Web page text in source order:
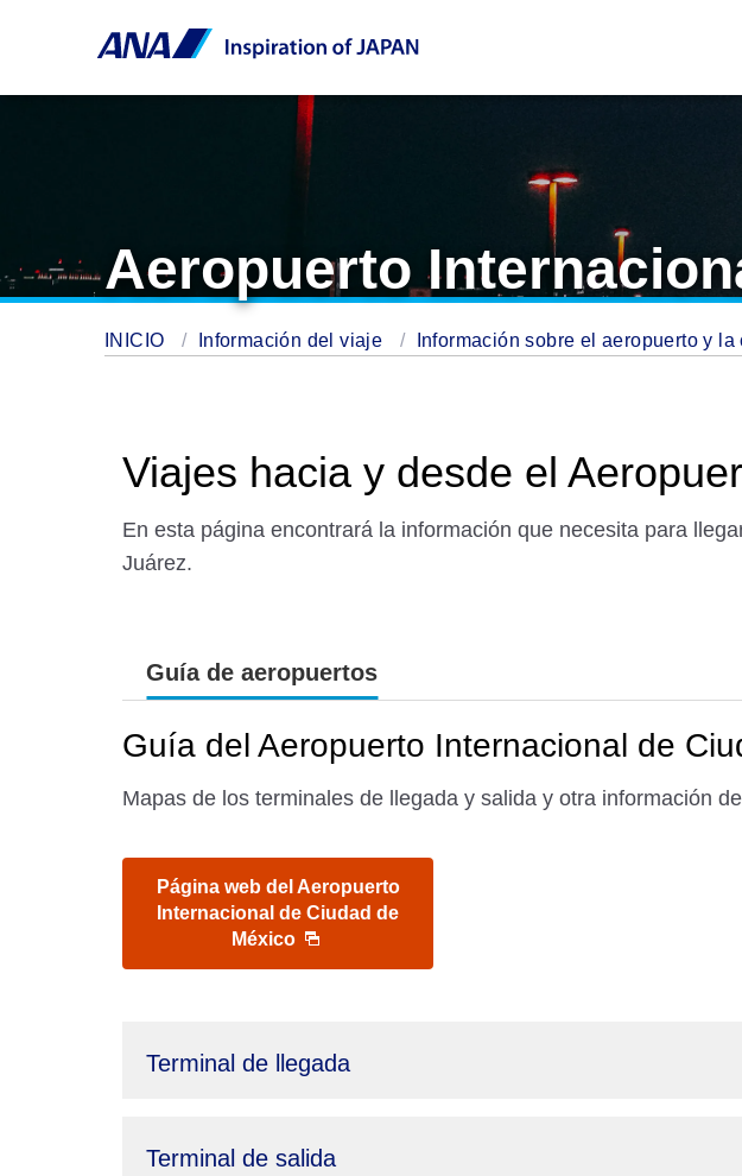
Aeropuerto
INICIO Información del viaje Información sobre el aeropuerto y la
Viajes hacia y desde el
En esta página encontrará la información que necesita para
Juárez.
Guía de aeropuertos
Guía del Aeropuerto Internacional de
Mapas de los terminales de llegada y salida y otra información
Página web del Aeropuerto
Internacional de Ciudad de
México
Terminal de llegada
Terminal de salida